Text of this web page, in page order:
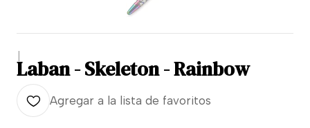
|
Laban - Skeleton - Rainbow
Agregar a la lista de favoritos